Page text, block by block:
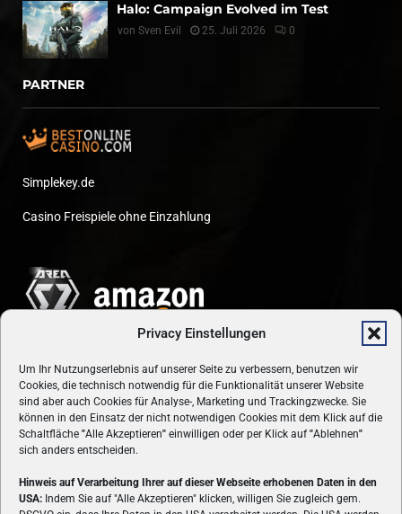
Privacy Einstellungen
Um Ihr Nutzungserlebnis auf unserer Seite zu verbessern, benutzen wir
Cookies, die technisch notwendig für die Funktionalität unserer Website
sind aber auch Cookies für Analyse-, Marketing und Trackingzwecke. Sie
können in den Einsatz der nicht notwendigen Cookies mit dem Klick auf die
Schaltfläche "Alle Akzeptieren" einwilligen oder per Klick auf"Ablehnen"
sich anders entscheiden.
Hinweis auf Verarbeitung Ihrer auf dieser Webseite erhobenen Daten in den
USA: Indem Sie auf "Alle Akzeptieren" klicken, willigen Sie zugleich gem.
Halo: Campaign Evolved im Test
von Sven Evil 25. Juli 2026 0
PARTNER
Simplekey.de
Casino Freispiele ohne Einzahlung
ÜBER UNS